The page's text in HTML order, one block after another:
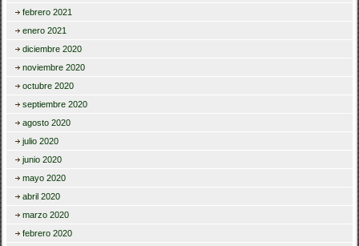
febrero 2021
enero 2021
diciembre 2020
noviembre 2020
octubre 2020
septiembre 2020
agosto 2020
julio 2020
junio 2020
mayo 2020
abril 2020
marzo 2020
febrero 2020